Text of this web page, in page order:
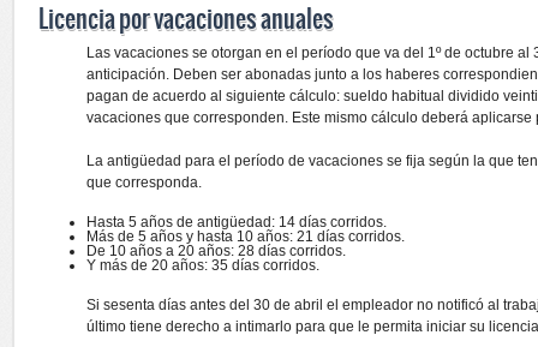
Licencia por vacaciones anuales
Las vacaciones se otorgan en el período que va del 1º de octubre
anticipación. Deben ser abonadas junto a los haberes
pagan de acuerdo al siguiente cálculo: sueldo habitual dividido
vacaciones que corresponden. Este mismo cálculo deberá
La antigüedad para el período de vacaciones se fija según la que
que corresponda.
Hasta 5 años de antigüedad: 14 días corridos.
Más de 5 años y hasta 10 años: 21 días corridos.
De 10 años a 20 años: 28 días corridos.
Y más de 20 años: 35 días corridos.
Si sesenta días antes del 30 de abril el empleador no notificó al
último tiene derecho a intimarlo para que le permita iniciar su